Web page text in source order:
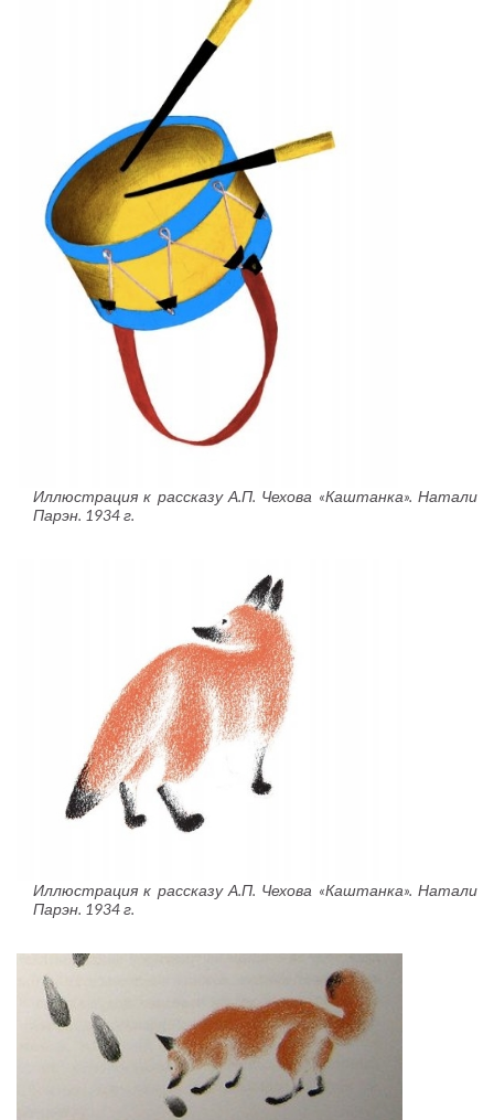
Иллюстрация к рассказу А.П. Чехова «Каштанка». Натали
Парэн. 1934 г.
Иллюстрация к рассказу А.П. Чехова «Каштанка». Натали
Парэн. 1934 г.